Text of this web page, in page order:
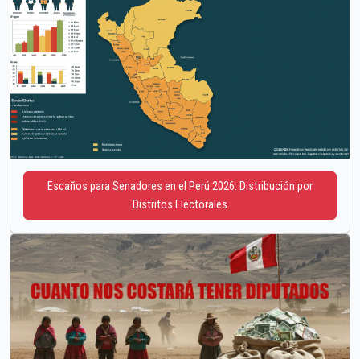
Escaños para Senadores en el Perú 2026: Distribución por
Distritos Electorales